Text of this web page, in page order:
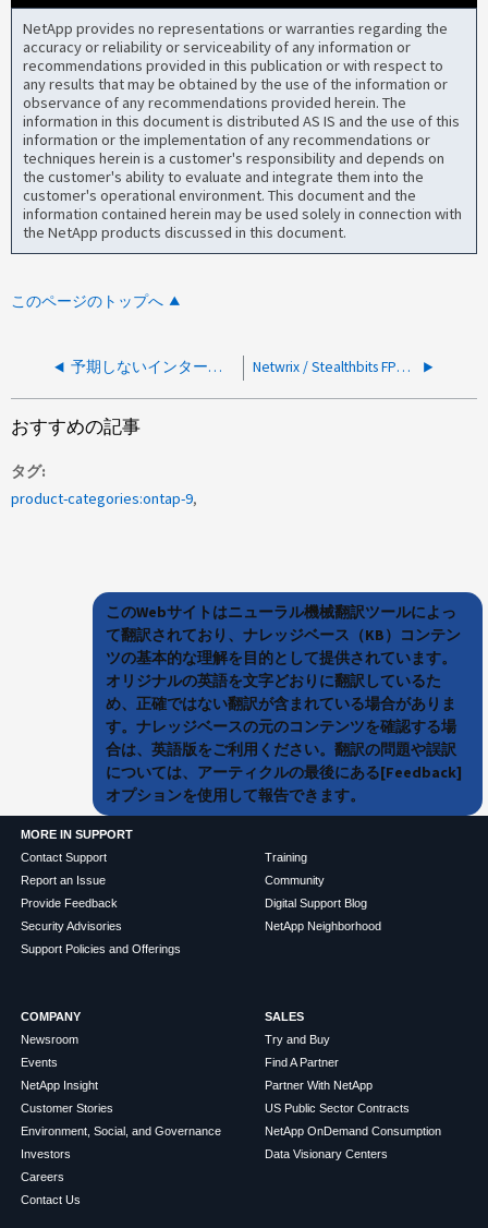
NetApp provides no representations or warranties regarding the
accuracy or reliability or serviceability of any information or
recommendations provided in this publication or with respect to
any results that may be obtained by the use of the information or
observance of any recommendations provided herein. The
information in this document is distributed AS IS and the use of this
information or the implementation of any recommendations or
techniques herein is a customer's responsibility and depends on
the customer's ability to evaluate and integrate them into the
customer's operational environment. This document and the
information contained herein may be used solely in connection with
the NetApp products discussed in this document.
このページのトップへ
予期しないインターフェイスから送信されたネットワークトラフィック Netwrix / Stealthbits FPolicyのベストプラクティスと推奨事項
おすすめの記事
タグ
product-categories:ontap-9
このWebサイトはニューラル機械翻訳ツールによっ
て翻訳されており、ナレッジベース（KB）コンテン
ツの基本的な理解を目的として提供されています。
オリジナルの英語を文字どおりに翻訳しているた
め、正確ではない翻訳が含まれている場合がありま
す。ナレッジベースの元のコンテンツを確認する場
合は、英語版をご利用ください。翻訳の問題や誤訳
については、アーティクルの最後にある[Feedback]
オプションを使用して報告できます。
MORE IN SUPPORT
Contact Support
Report an Issue
Provide Feedback
Security Advisories
Support Policies and Offerings
Training
Community
Digital Support Blog
NetApp Neighborhood
COMPANY
Newsroom
Events
NetApp Insight
Customer Stories
Environment, Social, and Governance
Investors
Careers
Contact Us
SALES
Try and Buy
Find A Partner
Partner With NetApp
US Public Sector Contracts
NetApp OnDemand Consumption
Data Visionary Centers